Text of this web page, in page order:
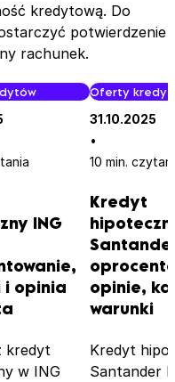
kredytową. Do
potwierdzenie
rachunek.
ING
i opinia
kredyt
w ING
Oferty
31.10.2025
•
10 min.
Kredyt
opinie,
warunki
Kredyt
Santander